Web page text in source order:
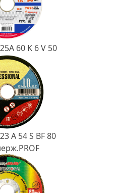
60 K 6 V 50
A 54 S BF 80